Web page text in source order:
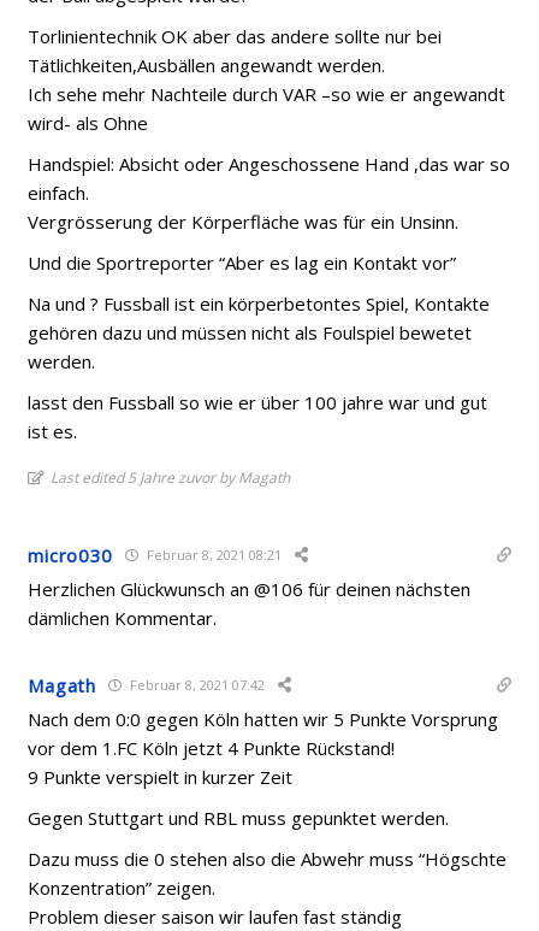
Torlinientechnik OK aber das andere sollte nur bei
Tätlichkeiten,Ausbällen angewandt werden.
Ich sehe mehr Nachteile durch VAR –so wie er angewandt
wird- als Ohne
Handspiel: Absicht oder Angeschossene Hand ,das war so
einfach.
Vergrösserung der Körperfläche was für ein Unsinn.
Und die Sportreporter “Aber es lag ein Kontakt vor”
Na und ? Fussball ist ein körperbetontes Spiel, Kontakte
gehören dazu und müssen nicht als Foulspiel bewetet
werden.
lasst den Fussball so wie er über 100 jahre war und gut
ist es.
Last edited 5 Jahre zuvor by Magath
micro030 Februar 8, 2021 08:21
Herzlichen Glückwunsch an @106 für deinen nächsten
dämlichen Kommentar.
Magath Februar 8, 2021 07:42
Nach dem 0:0 gegen Köln hatten wir 5 Punkte Vorsprung
vor dem 1.FC Köln jetzt 4 Punkte Rückstand!
9 Punkte verspielt in kurzer Zeit
Gegen Stuttgart und RBL muss gepunktet werden.
Dazu muss die 0 stehen also die Abwehr muss “Högschte
Konzentration” zeigen.
Problem dieser saison wir laufen fast ständig